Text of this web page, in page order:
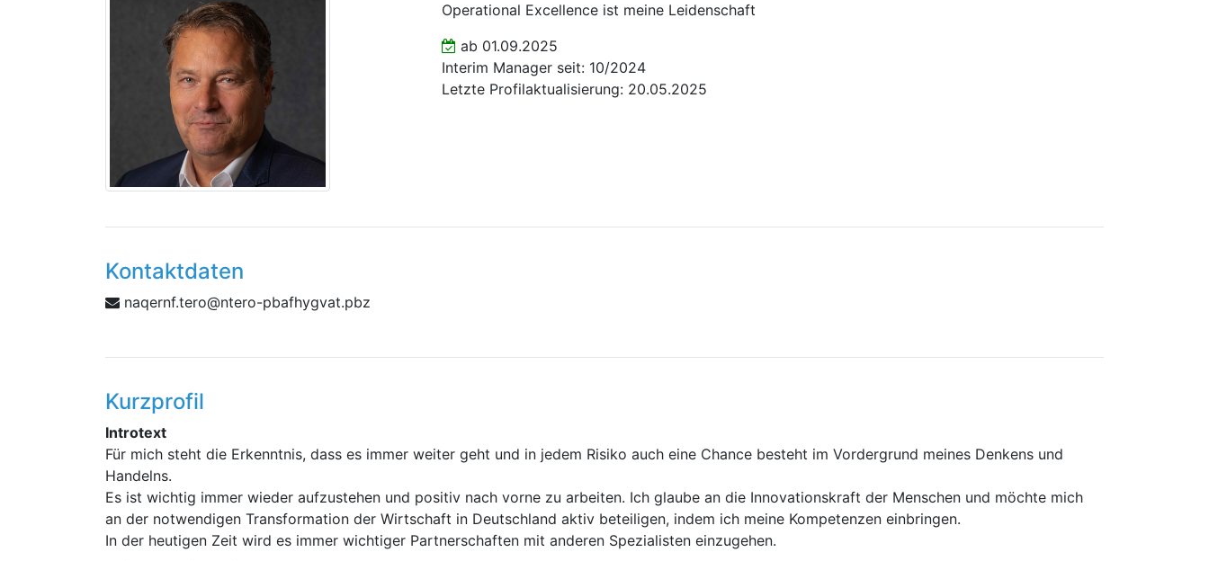
Operational Excellence ist meine Leidenschaft
ab 01.09.2025
Interim Manager seit: 10/2024
Letzte Profilaktualisierung: 20.05.2025
Kontaktdaten
zbp.tavgyhfabp-oretn@ore
t.fnreqan
Kurzprofil
Introtext
Für mich steht die Erkenntnis, dass es immer weiter geht und in jedem Risiko auch eine Chance besteht im Vordergrund meines Denkens und
Handelns.
Es ist wichtig immer wieder aufzustehen und positiv nach vorne zu arbeiten. Ich glaube an die Innovationskraft der Menschen und möchte mich
an der notwendigen Transformation der Wirtschaft in Deutschland aktiv beteiligen, indem ich meine Kompetenzen einbringen.
In der heutigen Zeit wird es immer wichtiger Partnerschaften mit anderen Spezialisten einzugehen.